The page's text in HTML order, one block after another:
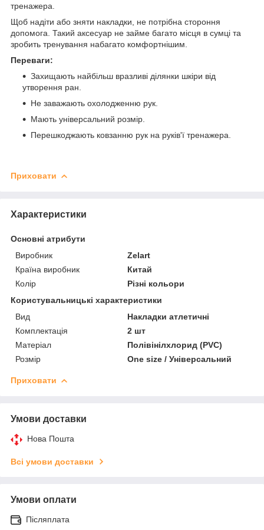
тренажера.
Щоб надіти або зняти накладки, не потрібна стороння
допомога. Такий аксесуар не займе багато місця в сумці та
зробить тренування набагато комфортнішим.
Переваги:
Захищають найбільш вразливі ділянки шкіри від
утворення ран.
Не заважають охолодженню рук.
Мають універсальний розмір.
Перешкоджають ковзанню рук на руків'ї тренажера.
Приховати
Характеристики
Основні атрибути
Виробник
Zelart
Країна виробник
Китай
Колір
Різні кольори
Користувальницькі характеристики
Вид
Накладки атлетичні
Комплектація
2 шт
Матеріал
Полівінілхлорид (PVC)
Розмір
One size / Універсальний
Приховати
Умови доставки
Нова Пошта
Всі умови доставки
Умови оплати
Післяплата